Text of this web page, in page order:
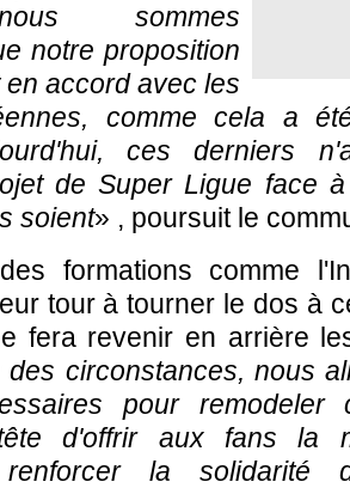
sommes
notre proposition
accord avec les
comme cela a
ces derniers
de Super Ligue face
soient» , poursuit le
formations comme
tour à tourner le dos à
fera revenir en arrière
des circonstances, nous
pour
d'offrir aux fans la
la solidarité